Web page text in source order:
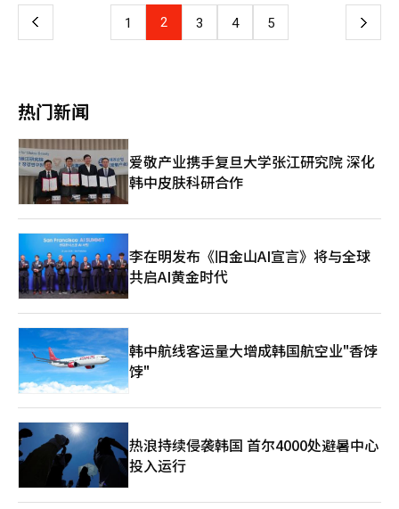
投资资金。 我们担心三星电子此次协议可能在整个产业中引发危
险的多米诺效应。绩效奖金是必要的，但不应以扼杀未来投资的方
式进行分配。现在需要的不是短期分配逻辑，而是保护企业长期生
价。 韩国投资证券的研究员蔡敏淑表示：“由于预计第二季度通
用DRAM的平均销售价格上涨率将从30%上调至60%，因此我们将
今年和明年三星电子的营业利润预期分别上调13%和16%，达到
本业竞争力或分红预期。”※ 本报道经人工智能（AI）系统翻译与
编辑。
7530.14点。当天KOSPI以7486.37点开盘，随后上涨至7551.36
点，涨幅达到342.41点（4.75%）。 未来资产证券公司的研究员
些大型科技公司在自由现金流放缓的情况下，通过发行公司债券等
方式扩大对AI基础设施的投资，因此未来AI服务的盈利化和投资回
报率的验证变得尤为重要。” 在证券市场上，外国投资者正在进
行4722亿韩元的净卖出，而个人和机构则分别进行4591亿韩元和
215亿韩元的净买入。 在市值前列的股票中，三星电气上涨了
11.22%。市值第一的三星电子上涨5.43%，报291,000韩元；第二
的SK海力士上涨4.01%，报1,815,000韩元。SK平方上涨6.41%，
三星生命上涨10.26%。现代汽车上涨4.73%，斗山能源能力上涨
7.40%。LG能源解决方案上涨2.47%，HD现代重工上涨0.63%。
KOSDAQ指数上涨43.25点（4.10%），报1099.32。个人和外国投
资者分别进行94亿韩元和62亿韩元的净买入，但机构则进行128亿
韩元的净卖出。 彩虹机器人上涨7.21%。艾比尔生物和三千堂制药
分别上涨5.46%和5.33%。前一天成功实现“翻倍”（相较于发行
能（AI）系统翻译与编辑。
上 1 2 3 4 5 下
热门新闻
爱敬产业携手复旦大学张江研究院 深化
韩中皮肤科研合作
李在明发布《旧金山AI宣言》将与全球
共启AI黄金时代
韩中航线客运量大增成韩国航空业"香饽
饽"
热浪持续侵袭韩国 首尔4000处避暑中心
投入运行